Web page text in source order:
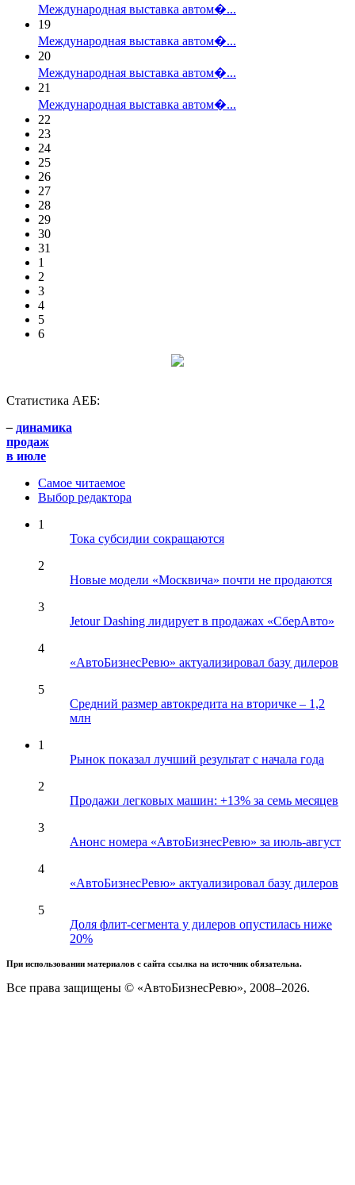
Международная выставка автом�...
19
Международная выставка автом�...
20
Международная выставка автом�...
21
Международная выставка автом�...
22
23
24
25
26
27
28
29
30
31
1
2
3
4
5
6
Статистика АЕБ:
– динамика
продаж
в июле
Самое читаемое
Выбор редактора
1
Тока субсидии сокращаются
2
Новые модели «Москвича» почти не продаются
3
Jetour Dashing лидирует в продажах «СберАвто»
4
«АвтоБизнесРевю» актуализировал базу дилеров
5
Средний размер автокредита на вторичке – 1,2
млн
1
Рынок показал лучший результат с начала года
2
Продажи легковых машин: +13% за семь месяцев
3
Анонс номера «АвтоБизнесРевю» за июль-август
4
«АвтоБизнесРевю» актуализировал базу дилеров
5
Доля флит-сегмента у дилеров опустилась ниже
20%
При использовании материалов с сайта ссылка на источник обязательна.
Все права защищены © «АвтоБизнесРевю», 2008–2026.